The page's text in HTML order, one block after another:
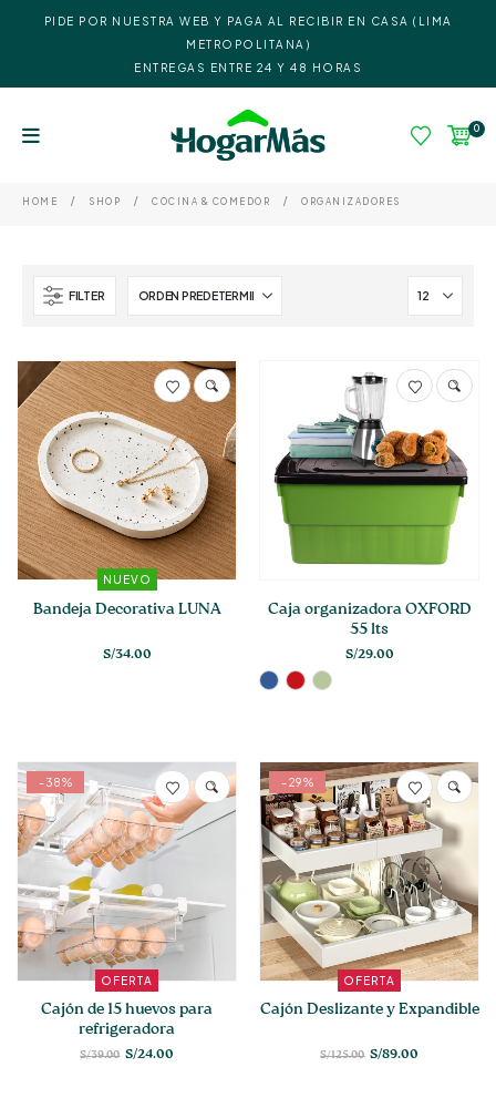
PIDE POR NUESTRA WEB Y PAGA AL RECIBIR EN CASA (LIMA
METROPOLITANA)
ENTREGAS ENTRE 24 Y 48 HORAS
0
HOME SHOP COCINA & COMEDOR ORGANIZADORES
FILTER
NUEVO
Bandeja Decorativa LUNA
S/34.00
Este
producto
múltiples
variantes.
Las
opciones
pueden
en
Caja organizadora OXFORD
55 lts
S/29.00
-38%
OFERTA
Cajón de 15 huevos para
refrigeradora
S/39.00 El
S/24.00El
-29%
OFERTA
Cajón Deslizante y Expandible
S/125.00 El
S/89.00El